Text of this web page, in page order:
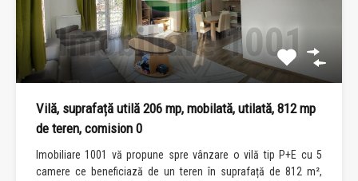
Vilă, suprafață utilă 206 mp, mobilată, utilată, 812 mp
de teren, comision 0
Imobiliare 1001 vă propune spre vânzare o vilă tip P+E cu 5
camere ce beneficiază de un teren în suprafață de 812 m²,